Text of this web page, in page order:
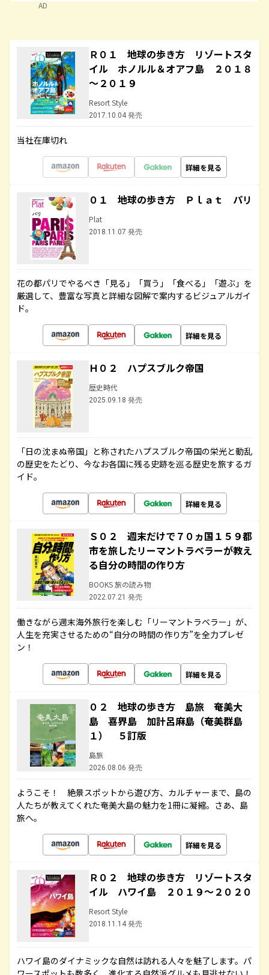
AD
Ｒ０１ 地球の歩き方 リゾートスタ
イル ホノルル＆オアフ島 ２０１８
～２０１９
Resort Style
2017.10.04 発売
当社在庫切れ
詳細を見る
０１ 地球の歩き方 Ｐｌａｔ パリ
Plat
2018.11.07 発売
花の都パリでやるべき「見る」「買う」「食べる」「遊ぶ」を
厳選して、豊富な写真と詳細な図解で案内するビジュアルガイ
ド。
詳細を見る
Ｈ０２ ハプスブルク帝国
歴史時代
2025.09.18 発売
「日の沈まぬ帝国」と称されたハプスブルク帝国の栄光と動乱
の歴史をたどり、今なお各国に残る史跡を巡る歴史を旅するガ
イド。
詳細を見る
Ｓ０２ 週末だけで７０ヵ国１５９都
市を旅したリーマントラベラーが教え
る自分の時間の作り方
BOOKS 旅の読み物
2022.07.21 発売
働きながら週末海外旅行を楽しむ「リーマントラベラー」が、
人生を充実させるための“自分の時間の作り方”を全力プレゼ
ン！
詳細を見る
０２ 地球の歩き方 島旅 奄美大
島 喜界島 加計呂麻島（奄美群島
１） ５訂版
島旅
2026.08.06 発売
ようこそ！ 絶景スポットから遊び方、カルチャーまで、島の
人たちが教えてくれた奄美大島の魅力を1冊に凝縮。さあ、島
旅へ。
詳細を見る
Ｒ０２ 地球の歩き方 リゾートスタ
イル ハワイ島 ２０１９～２０２０
Resort Style
2018.11.14 発売
ハワイ島のダイナミックな自然は訪れる人々を魅了します。パ